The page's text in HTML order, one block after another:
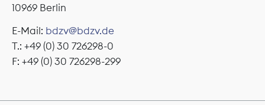
10969 Berlin
E-Mail: bdzv@bdzv.de
T.: +49 (0) 30 726298-0
F: +49 (0) 30 726298-299